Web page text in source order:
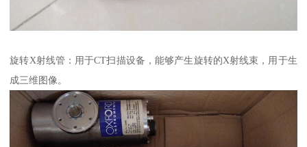
旋转X射线管：用于CT扫描设备，能够产生旋转的X射线束，用于生
成三维图像。